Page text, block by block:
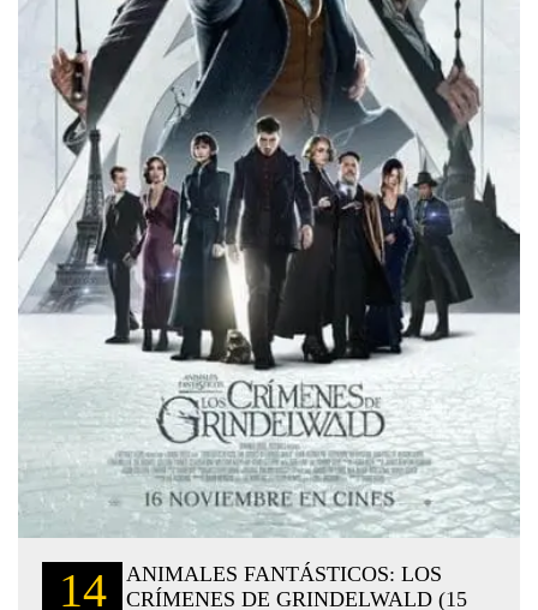
14
ANIMALES FANTÁSTICOS: LOS
CRÍMENES DE GRINDELWALD (15